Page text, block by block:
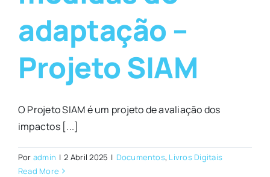
adaptação –
Projeto SIAM
O Projeto SIAM é um projeto de avaliação dos
impactos [...]
Por admin | 2 Abril 2025 | Documentos, Livros Digitais
Read More